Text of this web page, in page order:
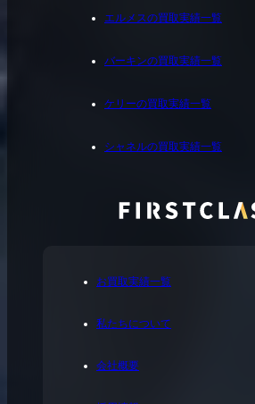
お買取実績一覧
私たちについて
会社概要
エルメスの買取実績一覧
バーキンの買取実績一覧
ケリーの買取実績一覧
シャネルの買取実績一覧